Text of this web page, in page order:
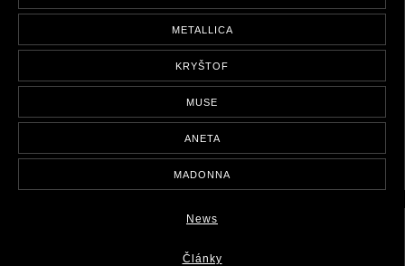
METALLICA
KRYŠTOF
MUSE
ANETA
MADONNA
News
Články